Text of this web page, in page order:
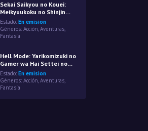
Sekai Saikyou no Kouei:
Meikyuukoku no Shinjin
Tansakusha
Estado: En emision
Géneros: Acción,Aventuras
Fantasía
Hell Mode: Yarikomizuki no
Gamer wa Hai Settei no
Isekai de Musou suru 2nd
Season
Estado: En emision
Géneros: Acción Aventuras
Fantasía